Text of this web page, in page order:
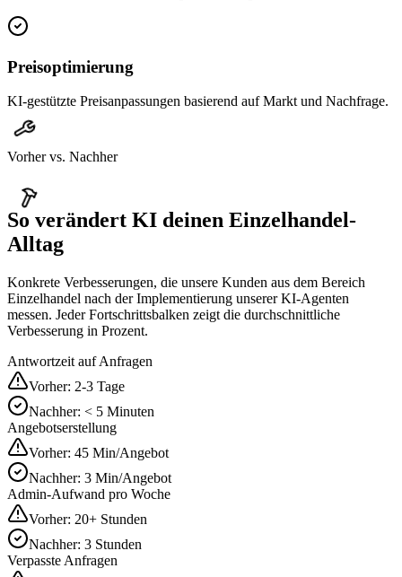
Preisoptimierung
KI-gestützte Preisanpassungen basierend auf Markt und Nachfrage.
Vorher vs. Nachher
So verändert KI deinen Einzelhandel-
Alltag
Konkrete Verbesserungen, die unsere Kunden aus dem Bereich
Einzelhandel nach der Implementierung unserer KI-Agenten
messen. Jeder Fortschrittsbalken zeigt die durchschnittliche
Verbesserung in Prozent.
Antwortzeit auf Anfragen
Vorher: 2-3 Tage
Nachher: < 5 Minuten
Angebotserstellung
Vorher: 45 Min/Angebot
Nachher: 3 Min/Angebot
Admin-Aufwand pro Woche
Vorher: 20+ Stunden
Nachher: 3 Stunden
Verpasste Anfragen